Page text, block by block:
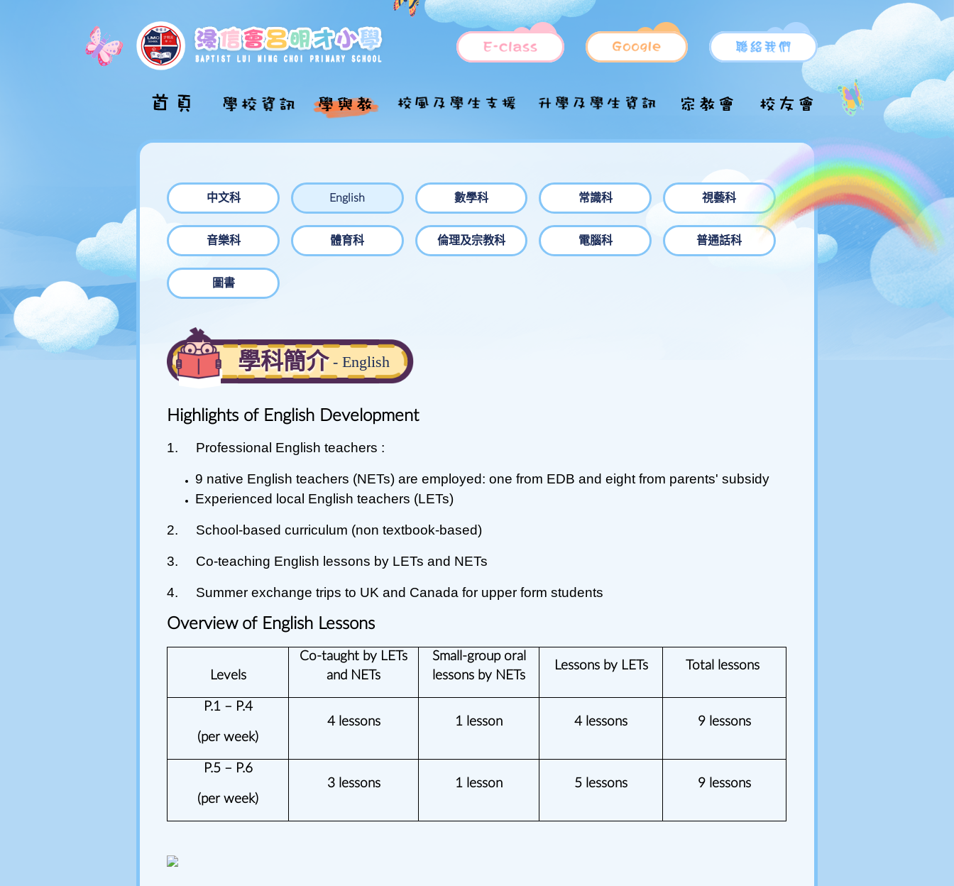
校長的話
學校概覽 學校歷史
校訓及校歌
校舍巡禮 課室及設施分佈
學校發展計劃
校本課後學習及支
援計劃
學生活動支援津貼
中文學與教
學校文件
防止性騒擾政策
全年適用書表
呂小校報
聯絡方法
國家安全教育 管理架構
各持份者的角色
國家安全教育參考
資料及網頁
課程特色 全方位學習
融合教育
學科簡介 中文科
普通話科
福音工作
課外活動 目的
興趣班
小一入學資訊 小一新生支援
小一申請
小一備取生入學申
請
小一自行分配學位
升中派位
升中推薦信表格
各區中學名單
學童服務 校服/運動服
中文科 English 數學科 常識科 視藝科
音樂科 體育科 倫理及宗教科 電腦科 普通話科
圖書
學科簡介- English
Highlights of English Development
1. Professional English teachers :
9 native English teachers (NETs) are employed: one from EDB and eightfrom parents' subsidy
Experienced local English teachers (LETs)
2. School-based curriculum (non textbook-based)
3. Co-teaching English lessons by LETs and NETs
4. Summer exchange trips to UK and Canada for upper form students
Overview of English Lessons
Levels
Co-taught by LETs
and NETs
Small-group oral
lessons by NETs
Lessons by LETs Total lessons
P.1 – P.4
(per week)
4 lessons 1 lesson 4 lessons 9 lessons
P.5 – P.6
(per week)
3 lessons 1 lesson 5 lessons 9 lessons